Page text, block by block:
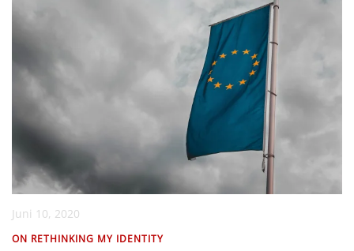
Juni 10, 2020
ON RETHINKING MY IDENTITY